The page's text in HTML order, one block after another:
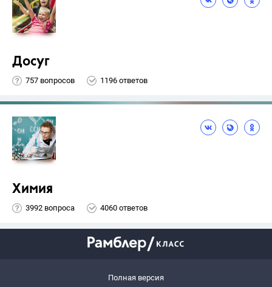
Досуг
757 вопросов 1196 ответов
Химия
3992 вопроса 4060 ответов
Полная версия